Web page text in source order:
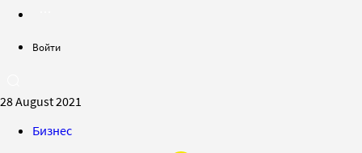
Войти
28 August 2021
Бизнес